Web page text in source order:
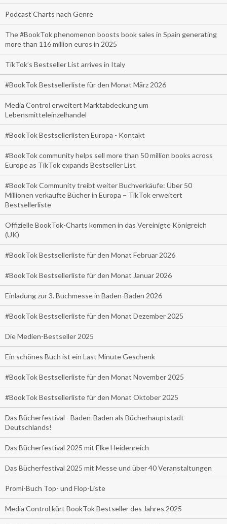
Podcast Charts nach Genre
The #BookTok phenomenon boosts book sales in Spain generating
more than 116 million euros in 2025
TikTok’s Bestseller List arrives in Italy
#BookTok Bestsellerliste für den Monat März 2026
Media Control erweitert Marktabdeckung um
Lebensmitteleinzelhandel
#BookTok Bestsellerlisten Europa - Kontakt
#BookTok community helps sell more than 50 million books across
Europe as TikTok expands Bestseller List
#BookTok Community treibt weiter Buchverkäufe: Über 50
Millionen verkaufte Bücher in Europa – TikTok erweitert
Bestsellerliste
Offizielle BookTok-Charts kommen in das Vereinigte Königreich
(UK)
#BookTok Bestsellerliste für den Monat Februar 2026
#BookTok Bestsellerliste für den Monat Januar 2026
Einladung zur 3. Buchmesse in Baden-Baden 2026
#BookTok Bestsellerliste für den Monat Dezember 2025
Die Medien-Bestseller 2025
Ein schönes Buch ist ein Last Minute Geschenk
#BookTok Bestsellerliste für den Monat November 2025
#BookTok Bestsellerliste für den Monat Oktober 2025
Das Bücherfestival - Baden-Baden als Bücherhauptstadt
Deutschlands!
Das Bücherfestival 2025 mit Elke Heidenreich
Das Bücherfestival 2025 mit Messe und über 40 Veranstaltungen
Promi-Buch Top- und Flop-Liste
Media Control kürt BookTok Bestseller des Jahres 2025